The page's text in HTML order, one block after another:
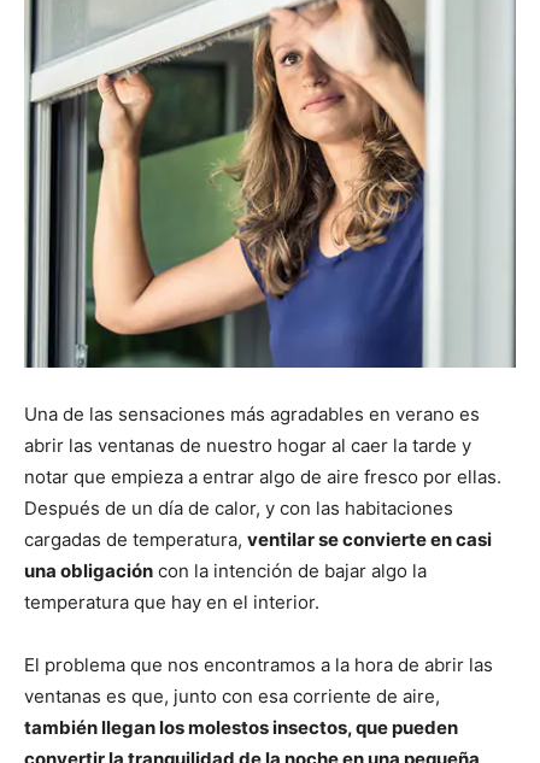
Una de las sensaciones más agradables en verano es
abrir las ventanas de nuestro hogar al caer la tarde y
notar que empieza a entrar algo de aire fresco por ellas.
Después de un día de calor, y con las habitaciones
cargadas de temperatura, ventilar se convierte en casi
una obligación con la intención de bajar algo la
temperatura que hay en el interior.
El problema que nos encontramos a la hora de abrir las
ventanas es que, junto con esa corriente de aire,
también llegan los molestos insectos, que pueden